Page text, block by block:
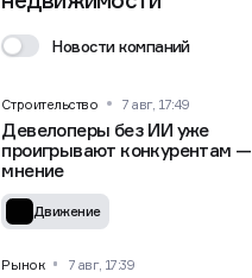
Новости компаний
Строительство 7 авг, 17:49
Девелоперы без ИИ уже
проигрывают конкурентам —
мнение
Движение
Рынок 7 авг, 17:39